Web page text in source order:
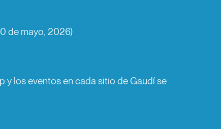
de mayo, 2026)
los eventos en cada sitio de Gaudí se